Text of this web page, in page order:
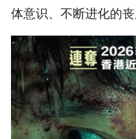
体意识、不断进化的